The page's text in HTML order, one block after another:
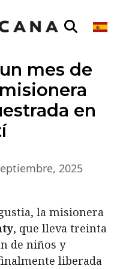
mes de
en
2025
la misionera
, que lleva treinta
de niños y
liberada